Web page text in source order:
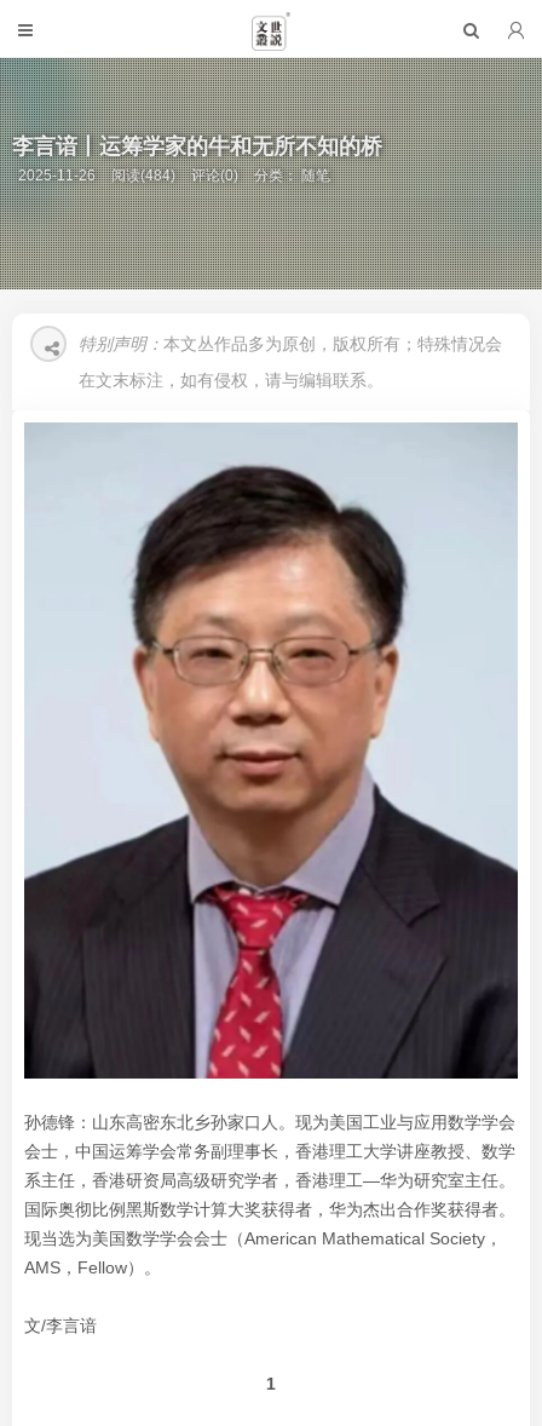
李言谙丨运筹学家的牛和无所不知的桥
2025-11-26 阅读(484) 评论(0) 分类：随笔
特别声明： 本文丛作品多为原创，版权所有；特殊情况会
在文末标注，如有侵权，请与编辑联系。
孙德锋：山东高密东北乡孙家口人。现为美国工业与应用数学学会
会士，中国运筹学会常务副理事长，香港理工大学讲座教授、数学
系主任，香港研资局高级研究学者，香港理工—华为研究室主任。
国际奥彻比例黑斯数学计算大奖获得者，华为杰出合作奖获得者。
现当选为美国数学学会会士（American Mathematical Society，
AMS，Fellow）。
文/李言谙
1